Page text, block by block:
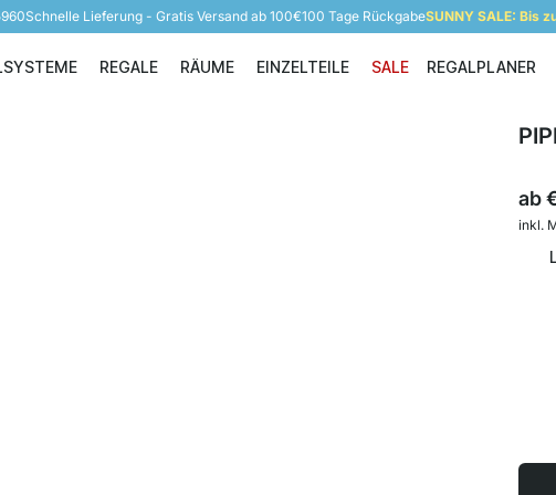
Schnelle Lieferung - Gratis Versand ab 100€100 Tage RückgabeSUNNY SALE: Bis
Regalsysteme
REGALE
Regale
RÄUME
Räume
EINZELTEILE
Einzelteile
SALE REGALPLANER
ab
inkl.